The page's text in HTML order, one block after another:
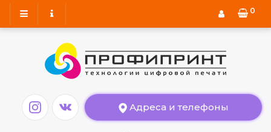
0
Адреса и телефоны